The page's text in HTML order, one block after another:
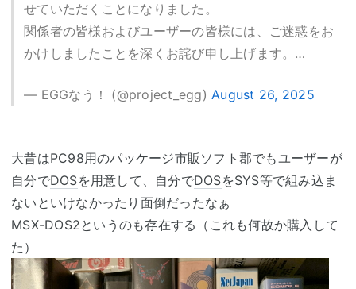
せていただくことになりました。
関係者の皆様およびユーザーの皆様には、ご迷惑をお
かけしましたことを深くお詫び申し上げます。…
— EGGなう！ (@project_egg) August 26, 2025
大昔はPC98用のパッケージ市販ソフト郡でもユーザーが
自分でDOSを用意して、自分でDOSをSYS等で組み込ま
ないといけなかったり面倒だったなぁ
MSX-DOS2というのも存在する（これも何故か購入して
た）